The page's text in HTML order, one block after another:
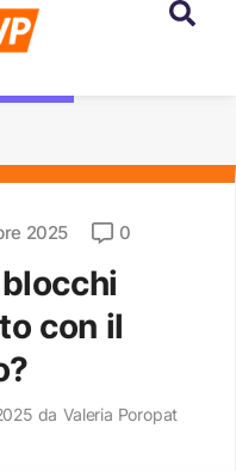
2025 0
con il
da Valeria Poropat